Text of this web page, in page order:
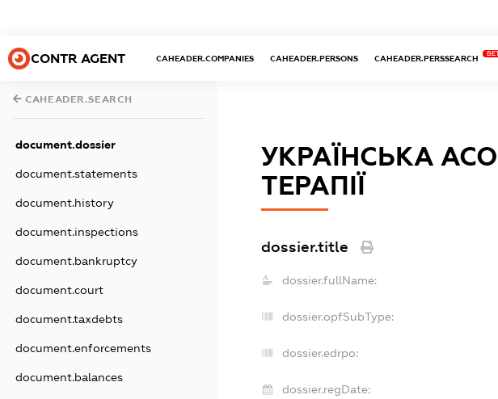
CONTR AGENT CAHEADER.COMPANIES CAHEADER.PERSONS CAHEADER.PERSSEARCH
CAHEADER.SEARCH
document.dossier
document.statements
document.history
document.inspections
document.bankruptcy
document.court
document.taxdebts
document.enforcements
document.balances
УКРАЇНСЬКА
ТЕРАПІЇ
dossier.title
dossier.fullName:
dossier.opfSubType:
dossier.edrpo:
dossier.regDate: